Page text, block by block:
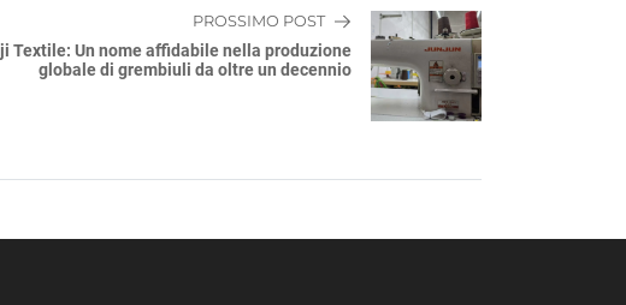
PROSSIMO POST
Textile: Un nome affidabile nella produzione
globale di grembiuli da oltre un decennio